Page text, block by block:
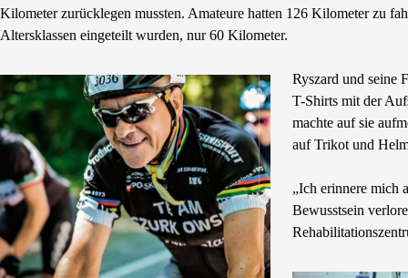
Kilometer zurücklegen mussten. Amateure hatten 126 Kilometer zu
Altersklassen eingeteilt wurden, nur 60 Kilometer.
Ryszard und seine
T-Shirts mit der
machte auf sie
auf Trikot und
„Ich erinnere mich
Bewusstsein